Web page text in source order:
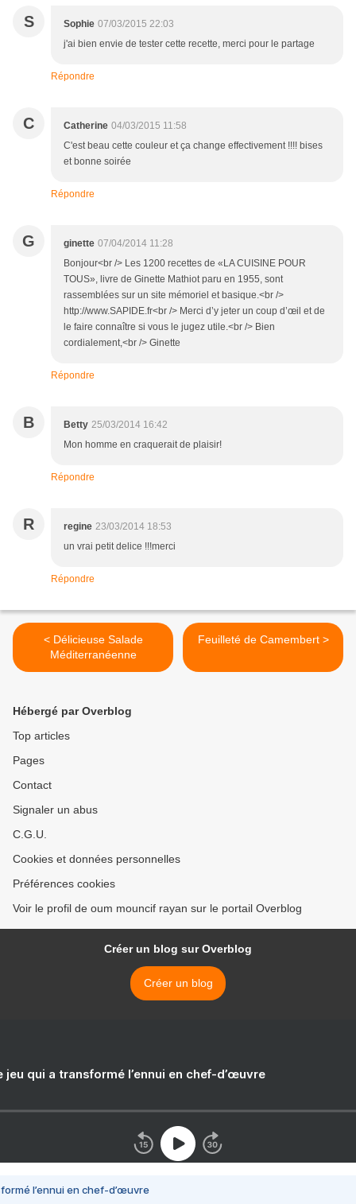
S Sophie 07/03/2015 22:03
j'ai bien envie de tester cette recette, merci pour le partage
Répondre
C Catherine 04/03/2015 11:58
C'est beau cette couleur et ça change effectivement !!!! bises
et bonne soirée
Répondre
G ginette 07/04/2014 11:28
Bonjour<br /> Les 1200 recettes de «LA CUISINE POUR
TOUS», livre de Ginette Mathiot paru en 1955, sont
rassemblées sur un site mémoriel et basique.<br />
http://www.SAPIDE.fr<br /> Merci d’y jeter un coup d’œil et de
le faire connaître si vous le jugez utile.<br /> Bien
cordialement,<br /> Ginette
Répondre
B Betty 25/03/2014 16:42
Mon homme en craquerait de plaisir!
Répondre
R regine 23/03/2014 18:53
un vrai petit delice !!!merci
Répondre
< Délicieuse Salade
Méditerranéenne
Feuilleté de Camembert >
Hébergé par Overblog
Top articles
Pages
Contact
Signaler un abus
C.G.U.
Cookies et données personnelles
Préférences cookies
Voir le profil de oum mouncif rayan sur le portail Overblog
Créer un blog sur Overblog
Créer un blog
jeu qui a transformé l’ennui en chef-d’œuvre
l’ennui en chef-d’œuvre